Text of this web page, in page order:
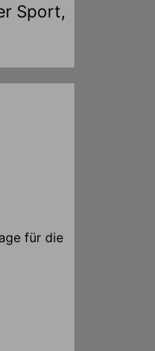
Sport,
für die